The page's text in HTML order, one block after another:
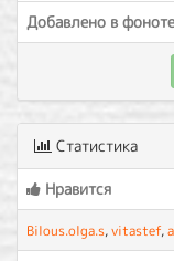
Добавлено в
Статистика
Нравится
Bilous.olga.s,vitastef,